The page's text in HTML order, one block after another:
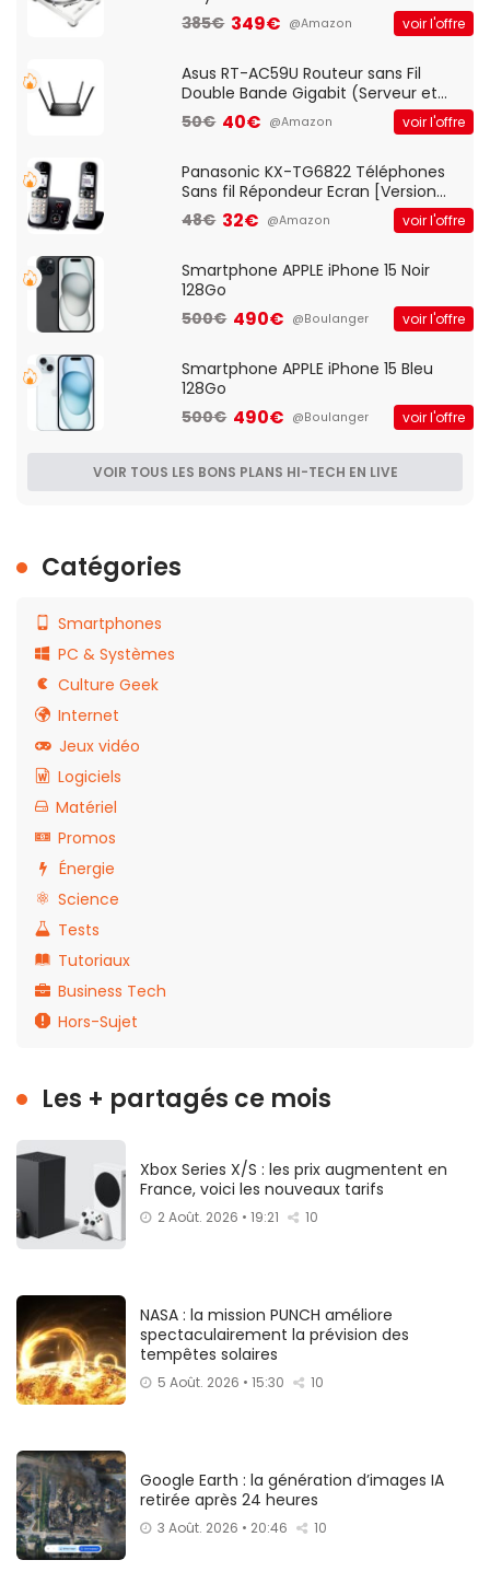
vitesses (33-45-78 trs/min) avec
pre-ampli intégré et port USB
385€ 349€ @Amazon voir l'offre
Asus RT-AC59U Routeur sans Fil
Double Bande Gigabit (Serveur et
Client VPN, Triple Vlan, Mode Point
d'accès et Bridge, contrôle Parental,
50€ 40€ @Amazon voir l'offre
Panasonic KX-TG6822 Téléphones
Sans fil Répondeur Ecran [Version
Française]
48€ 32€ @Amazon voir l'offre
Smartphone APPLE iPhone 15 Noir
128Go
500€ 490€ @Boulanger voir l'offre
Smartphone APPLE iPhone 15 Bleu
128Go
500€ 490€ @Boulanger voir l'offre
VOIR TOUS LES BONS PLANS HI-TECH EN LIVE
Catégories
Smartphones
PC & Systèmes
Culture Geek
Internet
Jeux vidéo
Logiciels
Matériel
Promos
Énergie
Science
Tests
Tutoriaux
Business Tech
Hors-Sujet
Les + partagés ce mois
Xbox Series X/S : les prix augmentent en
France, voici les nouveaux tarifs
2 Août. 2026 • 19:21 10
NASA : la mission PUNCH améliore
spectaculairement la prévision des
tempêtes solaires
5 Août. 2026 • 15:30 10
Google Earth : la génération d’images IA
retirée après 24 heures
3 Août. 2026 • 20:46 10